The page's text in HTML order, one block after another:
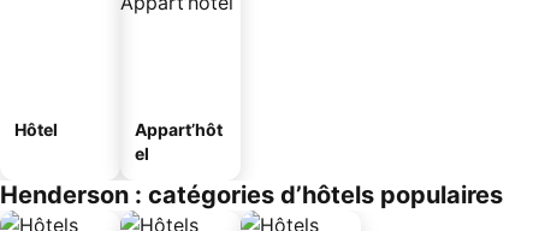
Hôtel
Appart’hôt
el
Henderson : catégories d’hôtels populaires